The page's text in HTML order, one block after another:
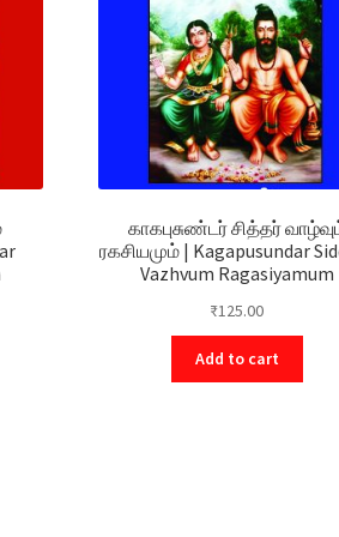
காகபுசுண்டர் சித்தர்
ரகசியமும் | Kagapusundar
Vazhvum Ragasiyamum
₹125.00
Add to cart